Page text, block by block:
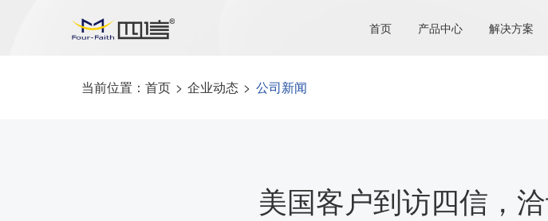
首页 产品中心 解决方案
当前位置： 首页 > 企业动态 > 公司新闻
美国客户到访四信，